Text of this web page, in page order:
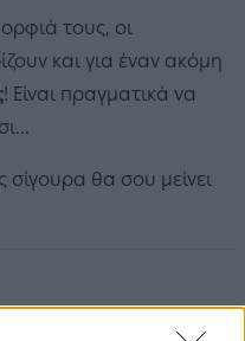
τους, οι
και για έναν ακόμη
! Είναι πραγματικά να
θα σου μείνει